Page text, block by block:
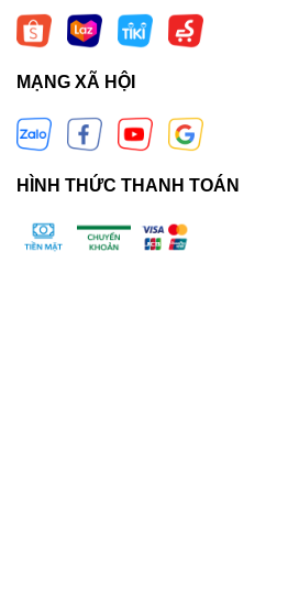
MẠNG XÃ HỘI
HÌNH THỨC THANH TOÁN